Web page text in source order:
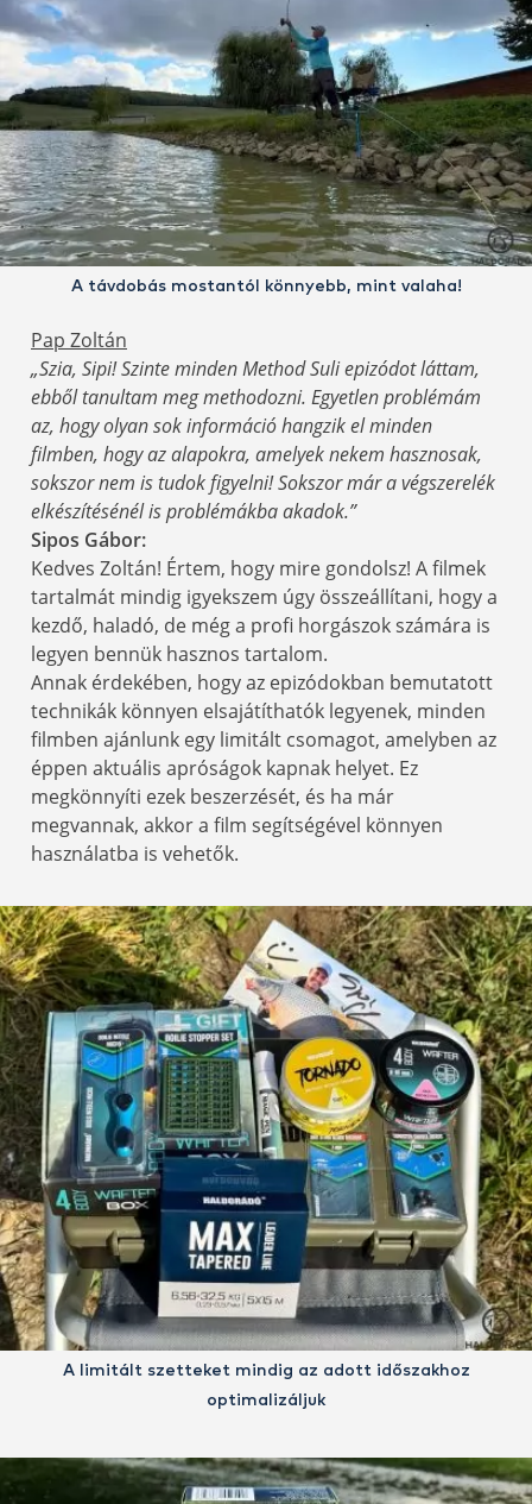
A távdobás mostantól könnyebb, mint valaha!
Pap Zoltán
„Szia, Sipi! Szinte minden Method Suli epizódot láttam,
ebből tanultam meg methodozni. Egyetlen problémám
az, hogy olyan sok információ hangzik el minden
filmben, hogy az alapokra, amelyek nekem hasznosak,
sokszor nem is tudok figyelni! Sokszor már a végszerelék
elkészítésénél is problémákba akadok.”
Sipos Gábor:
Kedves Zoltán! Értem, hogy mire gondolsz! A filmek
tartalmát mindig igyekszem úgy összeállítani, hogy a
kezdő, haladó, de még a profi horgászok számára is
legyen bennük hasznos tartalom.
Annak érdekében, hogy az epizódokban bemutatott
technikák könnyen elsajátíthatók legyenek, minden
filmben ajánlunk egy limitált csomagot, amelyben az
éppen aktuális apróságok kapnak helyet. Ez
megkönnyíti ezek beszerzését, és ha már
megvannak, akkor a film segítségével könnyen
használatba is vehetők.
A limitált szetteket mindig az adott időszakhoz
optimalizáljuk